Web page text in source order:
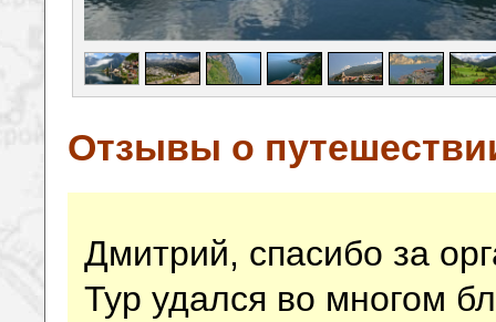
Отзывы о
Дмитрий, спасибо за
Тур удался во многом